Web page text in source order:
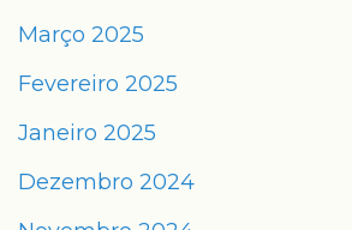
Março 2025
Fevereiro 2025
Janeiro 2025
Dezembro 2024